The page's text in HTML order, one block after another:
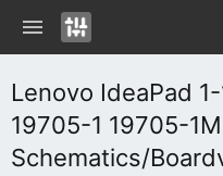
Lenovo IdeaPad
19705-1 19705-
Schematics/